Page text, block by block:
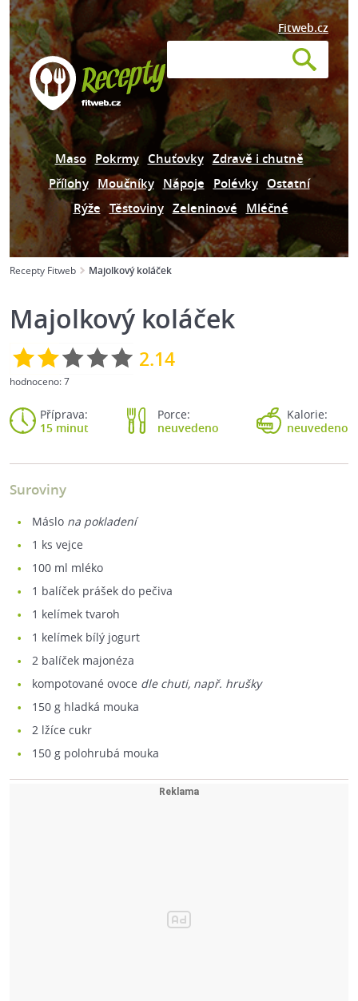
Fitweb.cz
Maso Pokrmy Chuťovky Zdravě i chutně
Přílohy Moučníky Nápoje Polévky Ostatní
Rýže Těstoviny Zeleninové Mléčné
Recepty Fitweb Majolkový koláček
Majolkový koláček
2.14
hodnoceno:7
Příprava:
15 minut
Porce:
neuvedeno
Kalorie:
neuvedeno
Suroviny
máslo na pokladení
1 ks vejce
100 ml mléko
1 balíček prášek do pečiva
1 kelímek tvaroh
1 kelímek bílý jogurt
2 balíček majonéza
kompotované ovoce dle chuti, např. hrušky
150 g hladká mouka
2 lžíce cukr
150 g polohrubá mouka